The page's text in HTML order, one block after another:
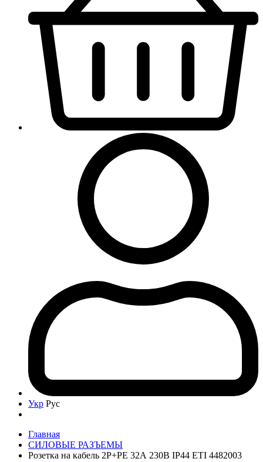
Укр Рус
Главная
СИЛОВЫЕ РАЗЪЕМЫ
Розетка на кабель 2P+PE 32А 230В IP44 ETI 4482003